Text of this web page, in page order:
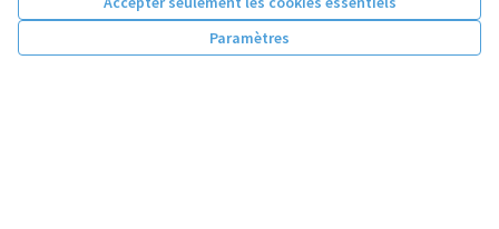
Paramètres